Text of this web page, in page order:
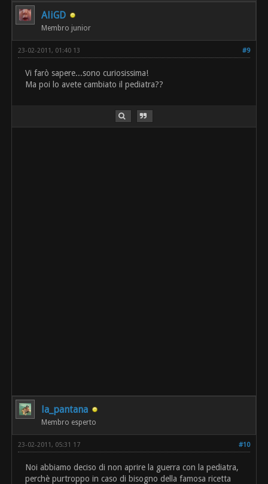
AliGD
Membro junior
#9
23-02-2011, 01:40 13
Vi farò sapere...sono curiosissima!
Ma poi lo avete cambiato il pediatra??
la_pantana
Membro esperto
#10
23-02-2011, 05:31 17
Noi abbiamo deciso di non aprire la guerra con la pediatra,
perchè purtroppo in caso di bisogno della famosa ricetta